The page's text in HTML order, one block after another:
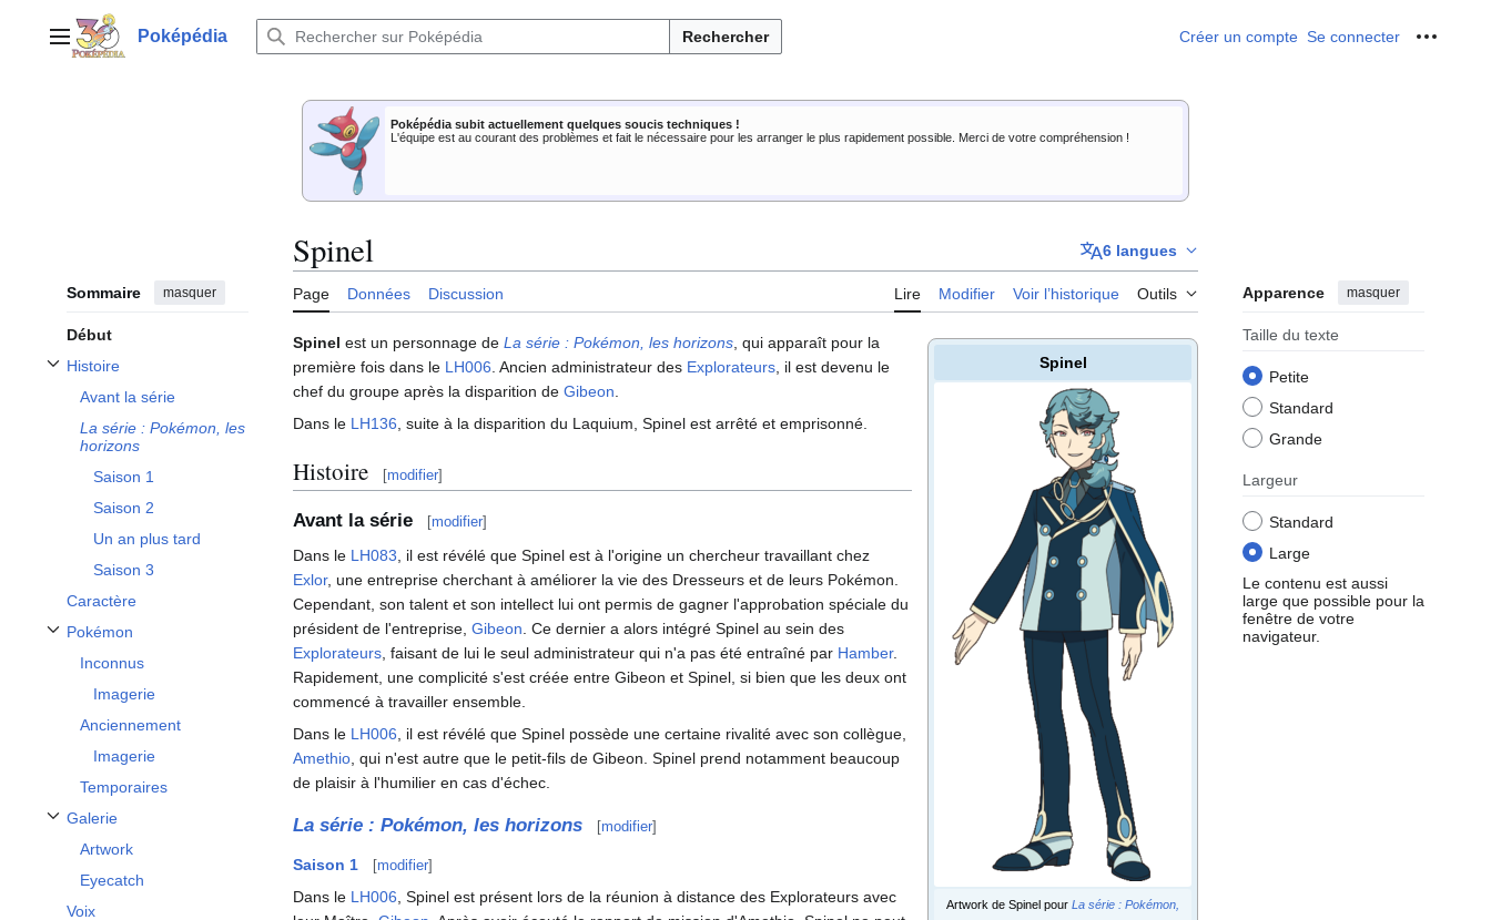
contenuMenu principalPoképédia Rechercher Créer un compte Se connecter Outils
Poképédia subit actuellement quelques soucis techniques !
L'équipe est au courant des problèmes et fait le nécessaire pour les arranger le plus rapidement possible. Merci de votre compréhension !
Sommaire masquer
Début
Histoire
Afficher / masquer la sous-section Histoire
Avant la série
La série : Pokémon, les
horizons
Saison 1
Saison 2
Un an plus tard
Saison 3
Caractère
Pokémon
Afficher / masquer la sous-section Pokémon
Inconnus
Imagerie
Anciennement
Imagerie
Temporaires
Galerie
Afficher / masquer la sous-section Galerie
Artwork
Eyecatch
Voix
Spinel 6 langues
Page Données Discussion Lire Modifier Voir l’historique Outils Apparence masquer
Taille du texte
Petite
Standard
Grande
Largeur
Standard
Large
Le contenu est aussi
large que possible pour la
fenêtre de votre
navigateur.
Spinel
Artwork de Spinel pour La série : Pokémon,
Spinel est un personnage de La série : Pokémon, les horizons , qui apparaît pour la
première fois dans le LH006 . Ancien administrateur des Explorateurs , il est devenu le
chef du groupe après la disparition de Gibeon
Dans le LH136 , suite à la disparition du Laquium, Spinel est arrêté et emprisonné.
Histoire [modifier]
Avant la série [modifier]
Dans le LH083 , il est révélé que Spinel est à l'origine un chercheur travaillant chez
Exlor, une entreprise cherchant à améliorer la vie des Dresseurs et de leurs Pokémon.
Cependant, son talent et son intellect lui ont permis de gagner l'approbation spéciale du
président de l'entreprise, Gibeon . Ce dernier a alors intégré Spinel au sein des
Explorateurs , faisant de lui le seul administrateur qui n'a pas été entraîné par Hamber.
Rapidement, une complicité s'est créée entre Gibeon et Spinel, si bien que les deux ont
commencé à travailler ensemble.
Dans le LH006 , il est révélé que Spinel possède une certaine rivalité avec son collègue,
Amethio , qui n'est autre que le petit-fils de Gibeon. Spinel prend notamment beaucoup
de plaisir à l'humilier en cas d'échec.
La série : Pokémon, les horizons [modifier]
Saison 1 [modifier]
Dans le LH006, Spinel est présent lors de la réunion à distance des Explorateurs avec